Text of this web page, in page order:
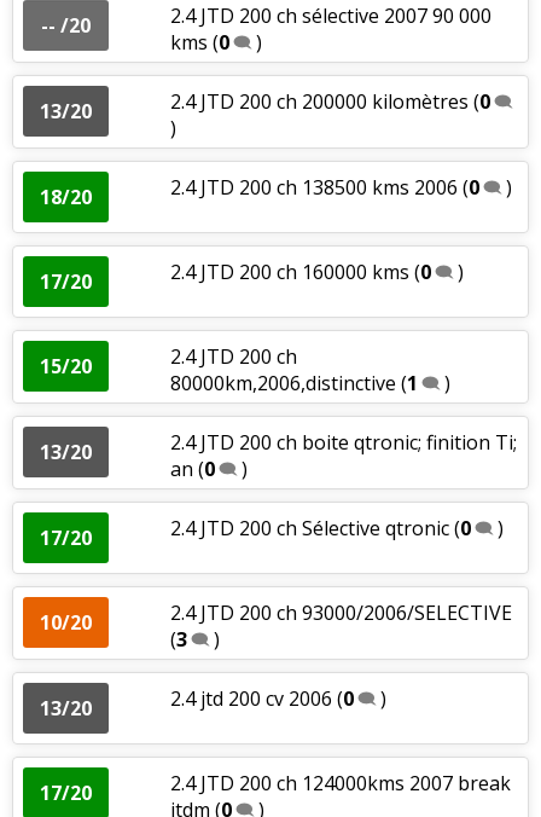
-- /20
2.4 JTD 200 ch sélective 2007 90 000
kms (0 )
13/20 2.4 JTD 200 ch 200000 kilomètres (0
)
18/20 2.4 JTD 200 ch 138500 kms 2006 (0 )
17/20 2.4 JTD 200 ch 160000 kms (0 )
15/20
2.4 JTD 200 ch
80000km,2006,distinctive (1 )
13/20
2.4 JTD 200 ch boite qtronic; finition Ti;
an (0 )
17/20 2.4 JTD 200 ch Sélective qtronic(0 )
10/20
2.4 JTD 200 ch 93000/2006/SELECTIVE
(3 )
13/20 2.4 jtd 200 cv 2006 (0 )
17/20
2.4 JTD 200 ch 124000kms 2007 break
jtdm (0 )